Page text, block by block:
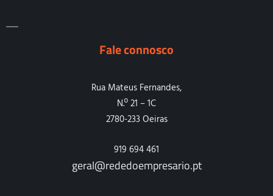
Fale connosco
Rua Mateus Fernandes,
N.º 21 – 1C
2780-233 Oeiras
919 694 461
geral@rededoempresario.pt